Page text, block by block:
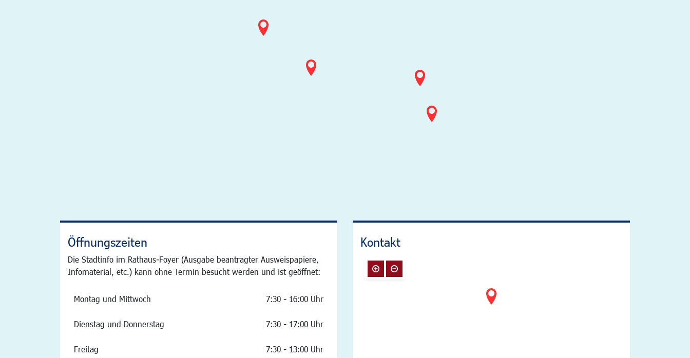
Öffnungszeiten
Die Stadtinfo im Rathaus-Foyer (Ausgabe beantragter Ausweispapiere,
Infomaterial, etc.) kann ohne Termin besucht werden und ist geöffnet:
Montag und Mittwoch 7:30 - 16:00 Uhr
Dienstag und Donnerstag 7:30 - 17:00 Uhr
Freitag 7:30 - 13:00 Uhr
Kontakt